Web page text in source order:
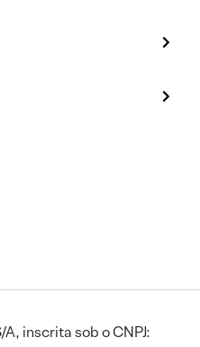
inscrita sob o CNPJ: